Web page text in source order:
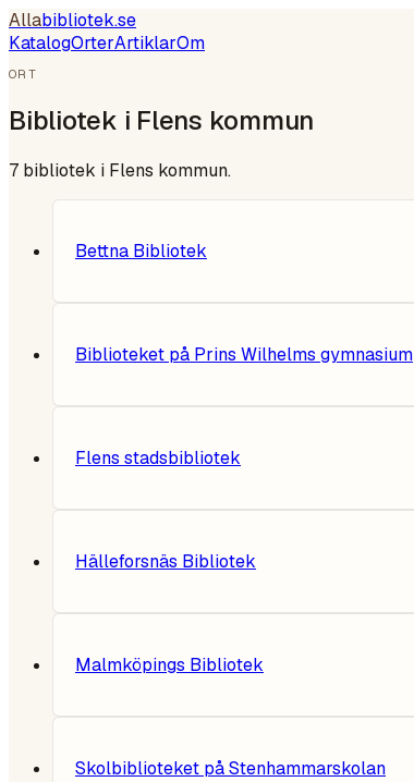
Allabibliotek.se
KatalogOrterArtiklarOm
ORT
Bibliotek i Flens kommun
7 bibliotek i Flens kommun.
Bettna Bibliotek
Biblioteket på Prins Wilhelms gymnasium
Flens stadsbibliotek
Hälleforsnäs Bibliotek
Malmköpings Bibliotek
Skolbiblioteket på Stenhammarskolan